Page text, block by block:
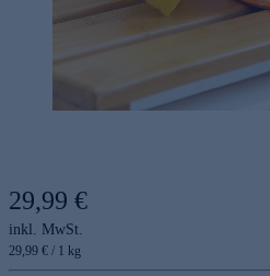
29,99 €
inkl. MwSt.
29,99 € / 1 kg